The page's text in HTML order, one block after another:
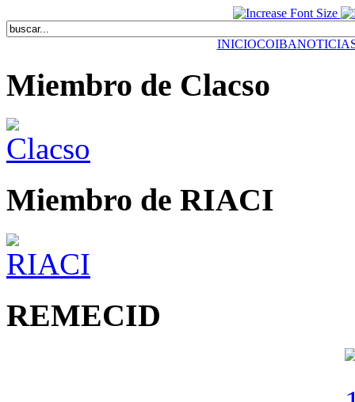
INICIOCOIBA
Miembro de Clacso
Miembro de RIACI
REMECID